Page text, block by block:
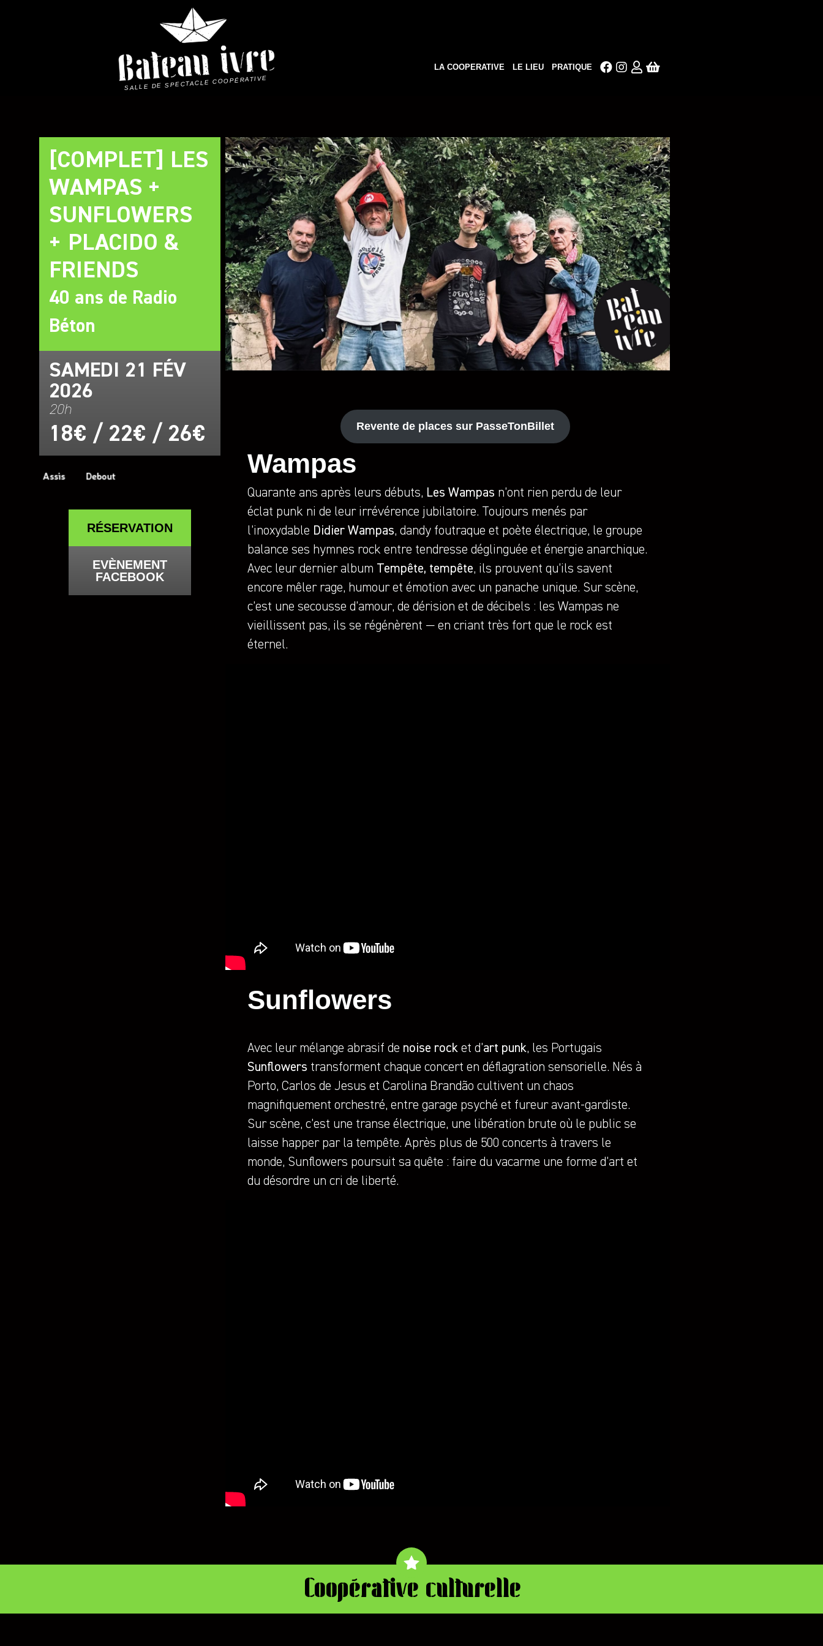
SALLE DE SPECTACLE COOPÉRATIVE
LA COOPERATIVE LE LIEU PRATIQUE
[COMPLET] LES
WAMPAS +
SUNFLOWERS
+ PLACIDO &
FRIENDS
40 ans de Radio
Béton
SAMEDI 21 FÉV
2026
20h
18€ / 22€ / 26€
RÉSERVATION
EVÈNEMENT
FACEBOOK
Revente de places sur PasseTonBillet
Wampas
Quarante ans après leurs débuts, Les Wampas n’ont rien perdu de leur
éclat punk ni de leur irrévérence jubilatoire. Toujours menés par
l’inoxydable Didier Wampas, dandy foutraque et poète électrique, le groupe
balance ses hymnes rock entre tendresse déglinguée et énergie anarchique.
Avec leur dernier album Tempête, tempête, ils prouvent qu’ils savent
encore mêler rage, humour et émotion avec un panache unique. Sur scène,
c’est une secousse d’amour, de dérision et de décibels : les Wampas ne
vieillissent pas, ils se régénèrent — en criant très fort que le rock est
éternel.
Sunflowers
Avec leur mélange abrasif de noise rock et d’art punk, les Portugais
Sunflowers transforment chaque concert en déflagration sensorielle. Nés à
Porto, Carlos de Jesus et Carolina Brandão cultivent un chaos
magnifiquement orchestré, entre garage psyché et fureur avant-gardiste.
Sur scène, c’est une transe électrique, une libération brute où le public se
laisse happer par la tempête. Après plus de 500 concerts à travers le
monde, Sunflowers poursuit sa quête : faire du vacarme une forme d’art et
du désordre un cri de liberté.
Coopérative culturelle